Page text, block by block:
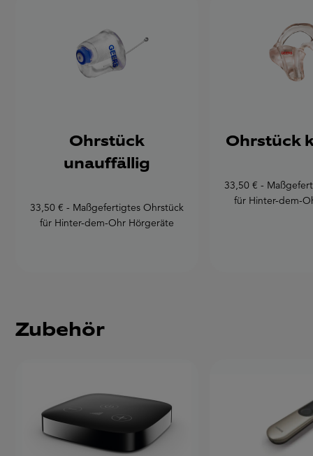
Ohrstück
unauffällig
33,50 € - Maßgefertigtes Ohrstück
für Hinter-dem-Ohr Hörgeräte
Ohrstück
33,50 € -
für Hinter-dem-
Zubehör